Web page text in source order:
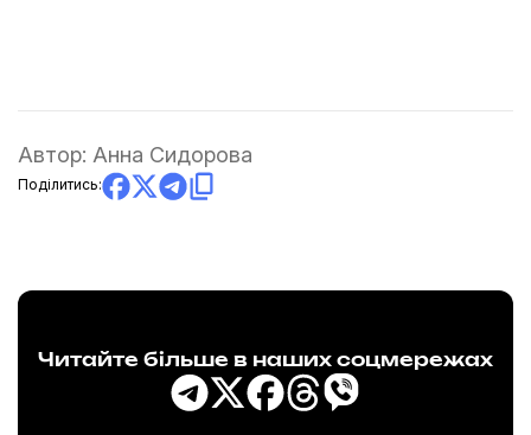
Автор: Анна Сидорова
Поділитись:
Читайте більше в наших соцмережах